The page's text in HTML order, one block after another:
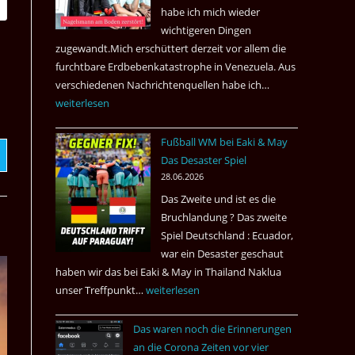
Amsterdam.
habe ich mich wieder
wichtigeren Dingen
zugewandt.Mich erschüttert derzeit vor allem die
furchtbare Erdbebenkatastrophe in Venezuela. Aus
verschiedenen Nachrichtenquellen habe ich…
Venezuela
2026
weiterlesen
Fußball WM bei Eaki & May
Das Desaster Spiel
28.06.2026
Das Zweite und ist es die
Bruchlandung ? Das zweite
Spiel Deutschland : Ecuador,
war ein Desaster geschaut
haben wir das bei Eaki & May in Thailand Naklua
unser Treffpunkt… Fußball
bei
Eaki
weiterlesen
Das waren noch die Erinnerungen
an die Corona Zeiten vor vier